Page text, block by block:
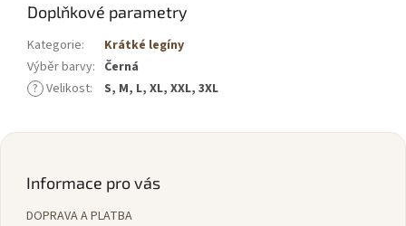
Doplňkové parametry
Kategorie:
Krátké legíny
Výběr barvy: Černá
? Velikost: S, M, L, XL, XXL, 3XL
Z
Informace pro vás
DOPRAVA A PLATBA